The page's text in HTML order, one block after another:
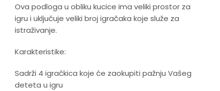
Ova podloga u obliku kucice ima veliki prostor za
igru i uključuje veliki broj igračaka koje služe za
istraživanje.
Karakteristike:
Sadrži 4 igračkica koje će zaokupiti pažnju Vašeg
deteta u igru